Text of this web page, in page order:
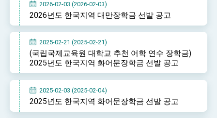
EY details tariff negotiations with U.S.
FM Lin hosts ABAC representatives
MOFA poll shows widespread support for
government diplomacy approach
President Lai delivers 2026 New Year’s
Address
for signing Taiwan Assurance Implementation
Act
President Lai delivers 2025 National Day
Address
2026-02-03 (2026-02-03)
2026년도 한국지역 대만장학금 선발 공고
2025-02-21 (2025-02-21)
(국립국제교육원 대학교 추천 어학 연수 장학금)
2025년도 한국지역 화어문장학금 선발 공고
2025-02-03 (2025-02-04)
2025년도 한국지역 화어문장학금 선발 공고